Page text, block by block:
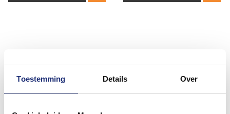
Toestemming Details Over
#mijndroombadkamer
Wij geloven in de kracht van delen. Deel jouw
en tag @megadumpnl. Samen bouwen we een